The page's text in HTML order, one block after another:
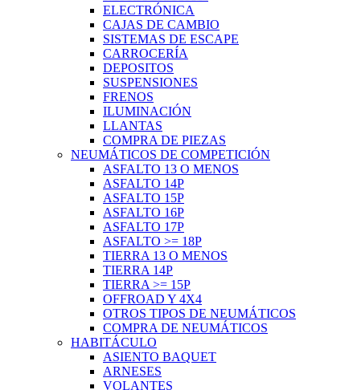
ELECTRÓNICA
CAJAS DE CAMBIO
SISTEMAS DE ESCAPE
CARROCERÍA
DEPOSITOS
SUSPENSIONES
FRENOS
ILUMINACIÓN
LLANTAS
COMPRA DE PIEZAS
NEUMÁTICOS DE COMPETICIÓN
ASFALTO 13 O MENOS
ASFALTO 14P
ASFALTO 15P
ASFALTO 16P
ASFALTO 17P
ASFALTO >= 18P
TIERRA 13 O MENOS
TIERRA 14P
TIERRA >= 15P
OFFROAD Y 4X4
OTROS TIPOS DE NEUMÁTICOS
COMPRA DE NEUMÁTICOS
HABITÁCULO
ASIENTO BAQUET
ARNESES
VOLANTES